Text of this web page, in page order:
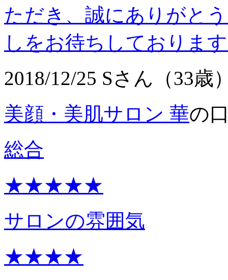
ただき、誠にありがと
しをお待ちしておりま
2018/12/25 Sさん（33歳
美顔・美肌サロン 華の
総合
★★★★★
サロンの雰囲気
★★★★